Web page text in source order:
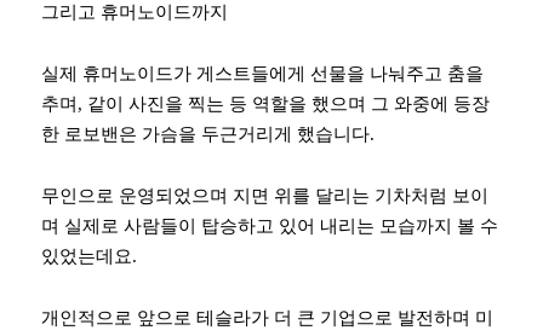
그리고 휴머노이드까지
실제 휴머노이드가 게스트들에게 선물을 나눠주고 춤을
추며, 같이 사진을 찍는 등 역할을 했으며 그 와중에 등장
한 로보밴은 가슴을 두근거리게 했습니다.
무인으로 운영되었으며 지면 위를 달리는 기차처럼 보이
며 실제로 사람들이 탑승하고 있어 내리는 모습까지 볼 수
있었는데요.
개인적으로 앞으로 테슬라가 더 큰 기업으로 발전하며 미